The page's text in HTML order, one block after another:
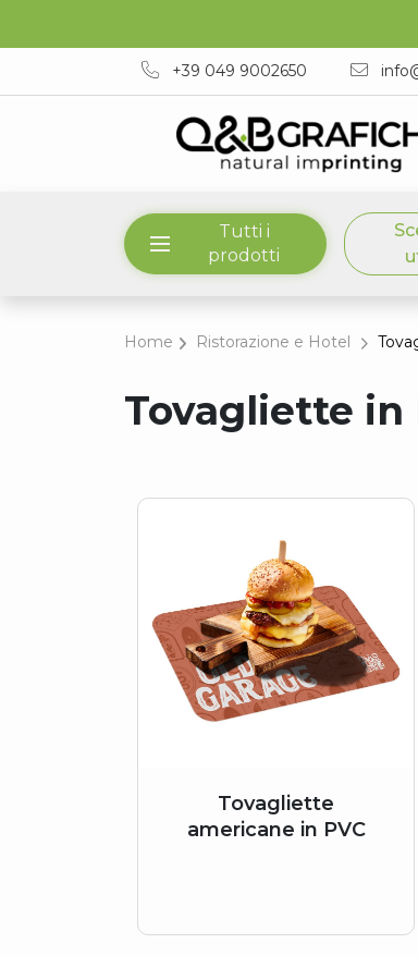
+39 049 9002650
Tutti i
prodotti
Home Ristorazione e Hotel
Tovagliette in
Tovagliette
americane in PVC